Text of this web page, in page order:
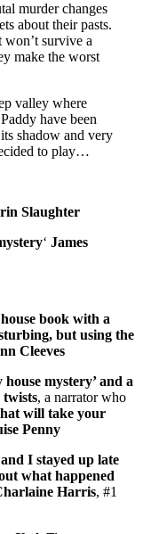
murder changes
about their pasts.
survive a
make the worst
valley where
have been
shadow and very
to play…
Slaughter
‘ James
book with a
but using the
Cleeves
mystery’ and a
, a narrator who
will take your
Penny
I stayed up late
what happened
Harris, #1